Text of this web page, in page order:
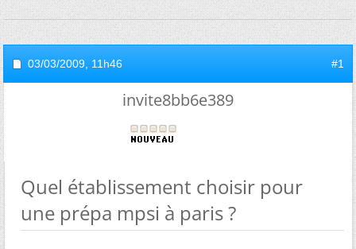
03/03/2009, 11h46 #1
invite8bb6e389
Quel établissement choisir pour
une prépa mpsi à paris ?